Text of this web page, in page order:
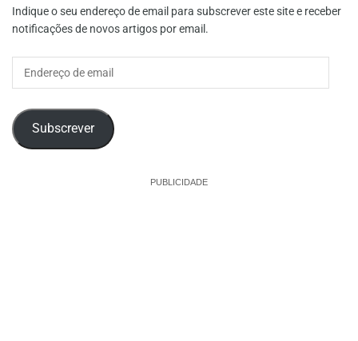
Indique o seu endereço de email para subscrever este site e receber
notificações de novos artigos por email.
Subscrever
PUBLICIDADE